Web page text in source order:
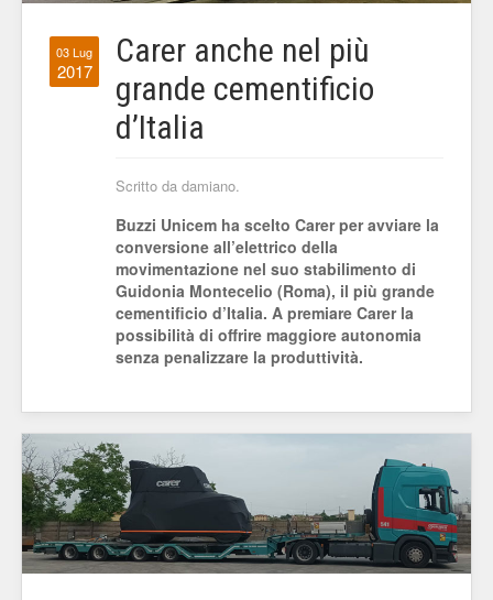
03 Lug
2017
Carer anche nel più
grande cementificio
d’Italia
Scritto da damiano.
Buzzi Unicem ha scelto Carer per avviare la
conversione all’elettrico della
movimentazione nel suo stabilimento di
Guidonia Montecelio (Roma), il più grande
cementificio d’Italia. A premiare Carer la
possibilità di offrire maggiore autonomia
senza penalizzare la produttività.